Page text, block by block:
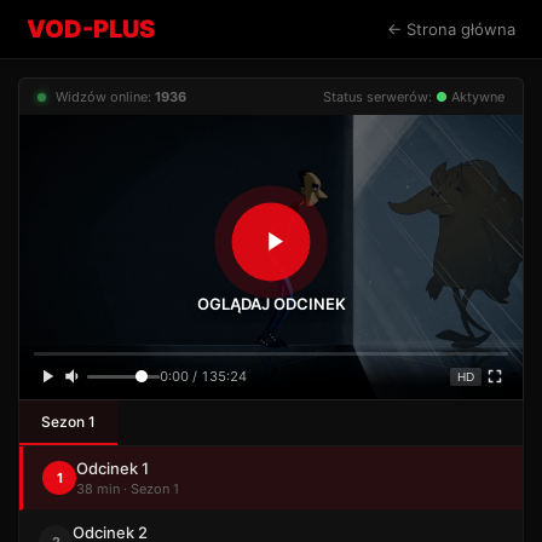
VOD-PLUS ← Strona główna
Widzów online: 1936 Status serwerów: ● Aktywne
OGLĄDAJ ODCINEK
0:00 / 135:24 HD
Sezon 1
1 Odcinek 1
38 min · Sezon 1
Odcinek 2